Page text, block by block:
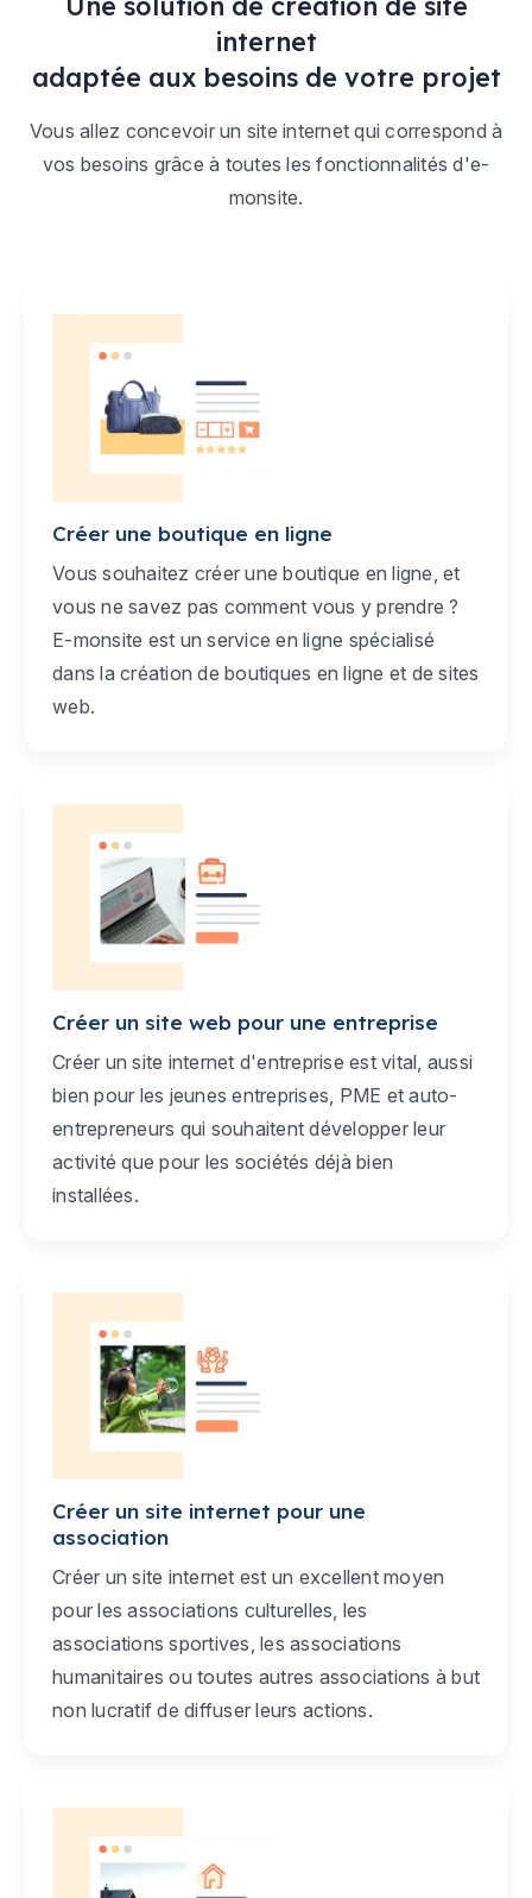
internet
adaptée aux besoins de votre projet
Vous allez concevoir un site internet qui correspond à
vos besoins grâce à toutes les fonctionnalités d'e-
monsite.
Créer une boutique en ligne
Vous souhaitez créer une boutique en ligne, et
vous ne savez pas comment vous y prendre ?
E-monsite est un service en ligne spécialisé
dans la création de boutiques en ligne et de sites
web.
Créer un site web pour une entreprise
Créer un site internet d'entreprise est vital, aussi
bien pour les jeunes entreprises, PME et auto-
entrepreneurs qui souhaitent développer leur
activité que pour les sociétés déjà bien
installées.
Créer un site internet pour une
association
Créer un site internet est un excellent moyen
pour les associations culturelles, les
associations sportives, les associations
humanitaires ou toutes autres associations à but
non lucratif de diffuser leurs actions.